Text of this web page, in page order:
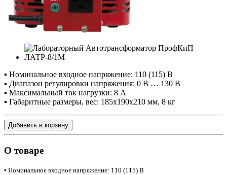
▪ Номинальное входное напряжение: 110 (115) В
▪ Диапазон регулировки напряжения: 0 В … 130 В
▪ Максимальный ток нагрузки: 8 А
▪ Габаритные размеры, вес: 185х190х210 мм, 8 кг
Добавить в корзину
О товаре
▪ Номинальное входное напряжение: 110 (115) В